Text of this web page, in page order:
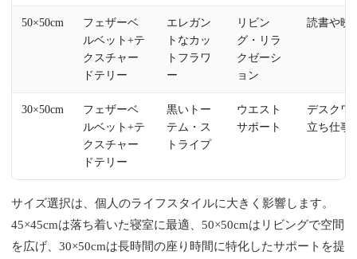
50×50cm
フェザーベ
ルベット+テ
クスチャー
ドテリー
エレガン
トなカッ
トフラワ
ー
リビン
グ・リラ
クゼーシ
ョン
読書や映
30×50cm
フェザーベ
ルベット+テ
クスチャー
ドテリー
黒いトー
テム・ス
トライプ
ウエスト
サポート
デスクワ
立ち仕事
サイズ選択は、個人のライフスタイルに大きく影響します。
45×45cmは落ち着いた寝室に最適、50×50cmはリビングで空間
を広げ、30×50cmは長時間の座り時間に特化したサポートを提